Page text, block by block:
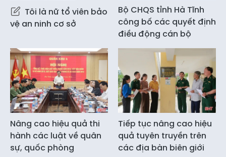
Tôi là nữ tổ viên bảo
vệ an ninh cơ sở
Bộ CHQS tỉnh Hà Tĩnh
công bố các quyết định
điều động cán bộ
Nâng cao hiệu quả thi
hành các luật về quân
sự, quốc phòng
Tiếp tục nâng cao hiệu
quả tuyên truyền trên
các địa bàn biên giới